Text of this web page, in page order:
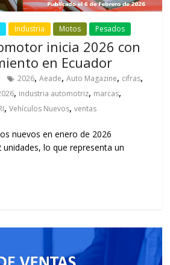
Industria Motos Pesados
inicia 2026 con
en Ecuador
2026,Aeade,Auto Magazine, cifras,
, industria automotriz, marcas,
,Vehículos Nuevos,ventas
nuevos en enero de 2026
unidades, lo que representa un